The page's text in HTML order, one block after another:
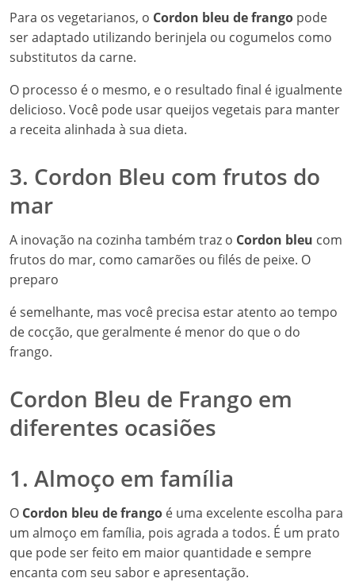
Para os vegetarianos, o Cordon bleu de frango pode
ser adaptado utilizando berinjela ou cogumelos como
substitutos da carne.
O processo é o mesmo, e o resultado final é igualmente
delicioso. Você pode usar queijos vegetais para manter
a receita alinhada à sua dieta.
3. Cordon Bleu com frutos do
mar
A inovação na cozinha também traz o Cordon bleu com
frutos do mar, como camarões ou filés de peixe. O
preparo
é semelhante, mas você precisa estar atento ao tempo
de cocção, que geralmente é menor do que o do
frango.
Cordon Bleu de Frango em
diferentes ocasiões
1. Almoço em família
O Cordon bleu de frango é uma excelente escolha para
um almoço em família, pois agrada a todos. É um prato
que pode ser feito em maior quantidade e sempre
encanta com seu sabor e apresentação.